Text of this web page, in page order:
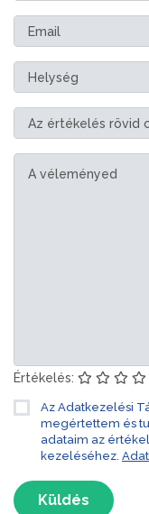
Értékelés:
Az Adatkezelési
megértettem és
adataim az
kezeléséhez.
Küldés